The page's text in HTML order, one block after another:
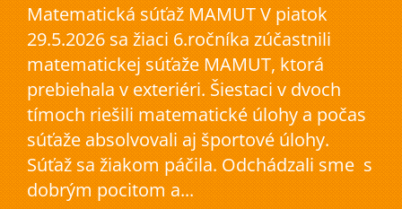
Matematická súťaž MAMUT V piatok
29.5.2026 sa žiaci 6.ročníka zúčastnili
matematickej súťaže MAMUT, ktorá
prebiehala v exteriéri. Šiestaci v dvoch
tímoch riešili matematické úlohy a počas
súťaže absolvovali aj športové úlohy.
Súťaž sa žiakom páčila. Odchádzali sme s
dobrým pocitom a...